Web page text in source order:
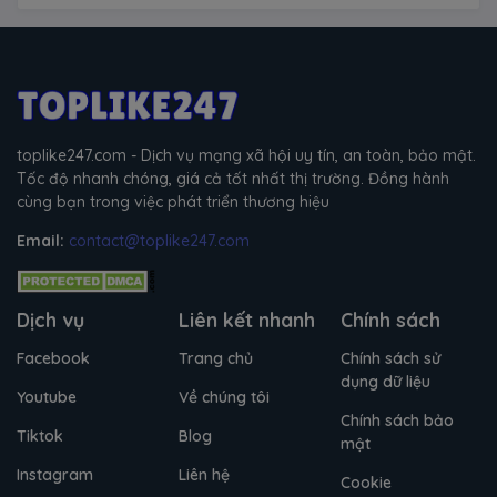
toplike247.com - Dịch vụ mạng xã hội uy tín, an toàn, bảo mật.
Tốc độ nhanh chóng, giá cả tốt nhất thị trường. Đồng hành
cùng bạn trong việc phát triển thương hiệu
Email: contact@toplike247.com
Dịch vụ
Facebook
Youtube
Tiktok
Instagram
Liên kết nhanh
Trang chủ
Về chúng tôi
Blog
Liên hệ
Chính sách
Chính sách sử
dụng dữ liệu
Chính sách bảo
mật
Cookie